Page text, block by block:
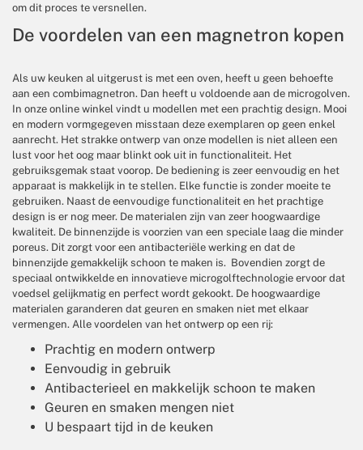
om dit proces te versnellen.
De voordelen van een magnetron kopen
Als uw keuken al uitgerust is met een oven, heeft u geen behoefte
aan een combimagnetron. Dan heeft u voldoende aan de microgolven.
In onze online winkel vindt u modellen met een prachtig design. Mooi
en modern vormgegeven misstaan deze exemplaren op geen enkel
aanrecht. Het strakke ontwerp van onze modellen is niet alleen een
lust voor het oog maar blinkt ook uit in functionaliteit. Het
gebruiksgemak staat voorop. De bediening is zeer eenvoudig en het
apparaat is makkelijk in te stellen. Elke functie is zonder moeite te
gebruiken. Naast de eenvoudige functionaliteit en het prachtige
design is er nog meer. De materialen zijn van zeer hoogwaardige
kwaliteit. De binnenzijde is voorzien van een speciale laag die minder
poreus. Dit zorgt voor een antibacteriële werking en dat de
binnenzijde gemakkelijk schoon te maken is. Bovendien zorgt de
speciaal ontwikkelde en innovatieve microgolftechnologie ervoor dat
voedsel gelijkmatig en perfect wordt gekookt.​ De hoogwaardige
materialen garanderen dat geuren en smaken niet met elkaar
vermengen. Alle voordelen van het ontwerp op een rij:
Prachtig en modern ontwerp
Eenvoudig in gebruik
Antibacterieel en makkelijk schoon te maken
Geuren en smaken mengen niet
U bespaart tijd in de keuken